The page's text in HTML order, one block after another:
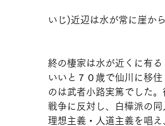
いじ)近辺は水が常に崖か
終の棲家は水が近くに有
いいと７０歳で仙川に移住
のは武者小路実篤でした。
戦争に反対し、白樺派の同
理想主義・人道主義を唱え